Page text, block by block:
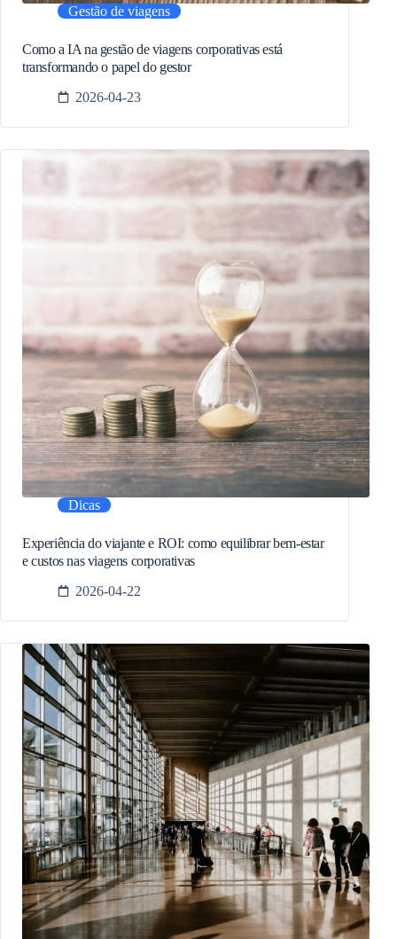
Gestão de viagens
Como a IA na gestão de viagens corporativas está
transformando o papel do gestor
2026-04-23
Dicas
Experiência do viajante e ROI: como equilibrar bem-estar
e custos nas viagens corporativas
2026-04-22